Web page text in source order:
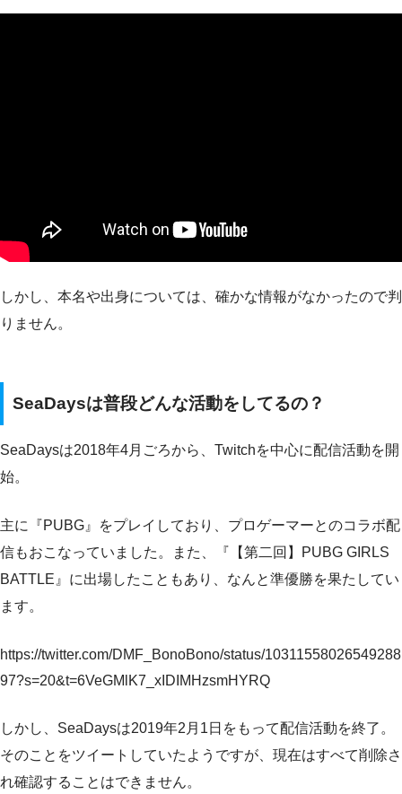
しかし、本名や出身については、確かな情報がなかったので判
りません。
SeaDaysは普段どんな活動をしてるの？
SeaDaysは2018年4月ごろから、Twitchを中心に配信活動を開
始。
主に『PUBG』をプレイしており、プロゲーマーとのコラボ配
信もおこなっていました。また、『【第二回】PUBG GIRLS
BATTLE』に出場したこともあり、なんと準優勝を果たしてい
ます。
https://twitter.com/DMF_BonoBono/status/10311558026549288
97?s=20&t=6VeGMlK7_xIDIMHzsmHYRQ
しかし、SeaDaysは2019年2月1日をもって配信活動を終了。
そのことをツイートしていたようですが、現在はすべて削除さ
れ確認することはできません。